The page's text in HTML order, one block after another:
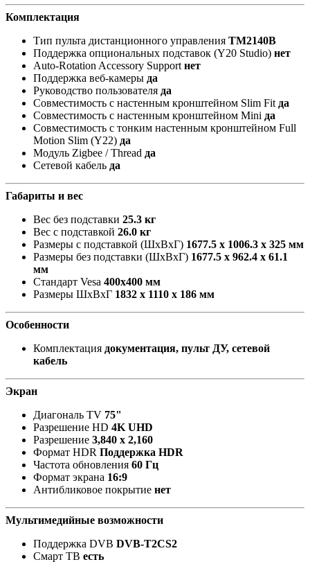
Комплектация
Тип пульта дистанционного управления TM2140В
Поддержка опциональных подставок (Y20 Studio) нет
Auto-Rotation Accessory Support нет
Поддержка веб-камеры да
Руководство пользователя да
Совместимость с настенным кронштейном Slim Fit да
Совместимость с настенным кронштейном Mini да
Совместимость с тонким настенным кронштейном Full
Motion Slim (Y22) да
Модуль Zigbee / Thread да
Сетевой кабель да
Габариты и вес
Вес без подставки 25.3 кг
Вес с подставкой 26.0 кг
Размеры с подставкой (ШxВxГ) 1677.5 x 1006.3 x 325 мм
Размеры без подставки (ШxВxГ) 1677.5 x 962.4 x 61.1
мм
Стандарт Vesa 400х400 мм
Размеры ШxВxГ 1832 x 1110 x 186 мм
Особенности
Комплектация документация, пульт ДУ, сетевой
кабель
Экран
Диагональ TV 75"
Разрешение HD 4K UHD
Разрешение 3,840 x 2,160
Формат HDR Поддержка HDR
Частота обновления 60 Гц
Формат экрана 16:9
Антибликовое покрытие нет
Мультимедийные возможности
Поддержка DVB DVB-T2CS2
Смарт ТВ есть